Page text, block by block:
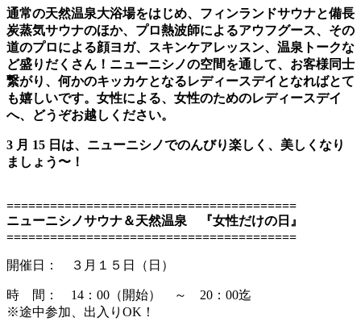
通常の天然温泉大浴場をはじめ、フィンランドサウナと備長
炭蒸気サウナのほか、プロ熱波師によるアウフグース、その
道のプロによる顔ヨガ、スキンケアレッスン、温泉トークな
ど盛りだくさん！ニューニシノの空間を通して、お客様同士
繋がり、何かのキッカケとなるレディースデイとなればとて
も嬉しいです。女性による、女性のためのレディースデイ
へ、どうぞお越しください。
3 月 15 日は、ニューニシノでのんびり楽しく、美しくなり
ましょう〜！
========================================
ニューニシノサウナ＆天然温泉 『女性だけの日』
========================================
開催日： ３月１５日（日）
時 間： 14：00（開始） ～ 20：00迄
※途中参加、出入りOK！